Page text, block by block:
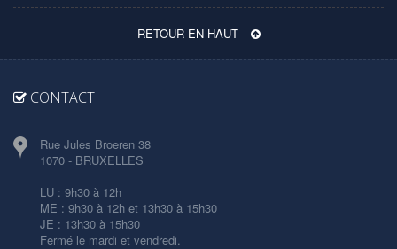
RETOUR EN HAUT
CONTACT
Rue Jules Broeren 38
1070 - BRUXELLES
LU : 9h30 à 12h
ME : 9h30 à 12h et 13h30 à 15h30
JE : 13h30 à 15h30
Fermé le mardi et vendredi.